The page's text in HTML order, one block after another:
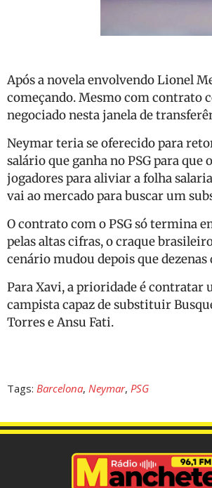
Após a novela envolvendo Lionel
começando. Mesmo com contrato
negociado nesta janela de
Neymar teria se oferecido para
salário que ganha no PSG para
jogadores para aliviar a folha
vai ao mercado para buscar um
O contrato com o PSG só termina
pelas altas cifras, o craque
cenário mudou depois que
Para Xavi, a prioridade é contratar
campista capaz de substituir
Torres e Ansu Fati.
Tags: Barcelona, Neymar, PSG